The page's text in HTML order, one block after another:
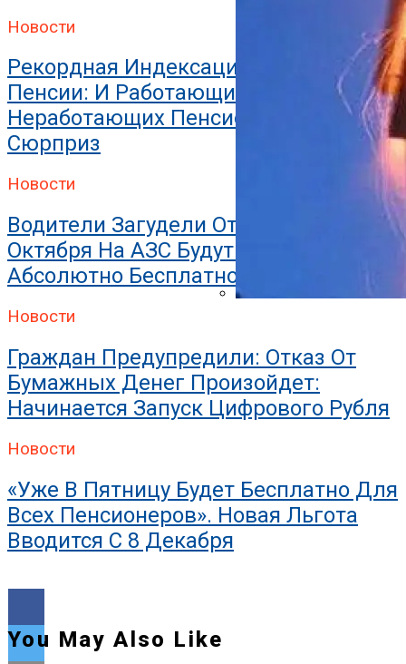
Новости
Рекордная Индексация И Прибавка К
Пенсии: И Работающих, И
Неработающих Пенсионеров Ждет
Сюрприз
Новости
Водители Загудели От Радости: С 31
Октября На АЗС Будут Заправлять
Абсолютно Бесплатно
Новости
Граждан Предупредили: Отказ От
Бумажных Денег Произойдет:
Начинается Запуск Цифрового Рубля
Новости
«Уже В Пятницу Будет Бесплатно Для
Всех Пенсионеров». Новая Льгота
Вводится С 8 Декабря
You May Also Like